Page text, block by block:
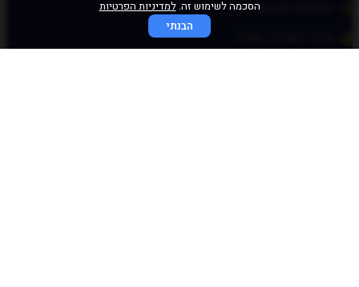
הסכמה לשימוש זה.למדיניות הפרטיות
הבנתי